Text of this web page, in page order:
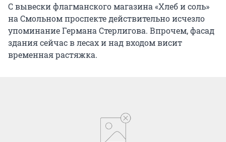
С вывески флагманского магазина «Хлеб и соль»
на Смольном проспекте действительно исчезло
упоминание Германа Стерлигова. Впрочем, фасад
здания сейчас в лесах и над входом висит
временная растяжка.